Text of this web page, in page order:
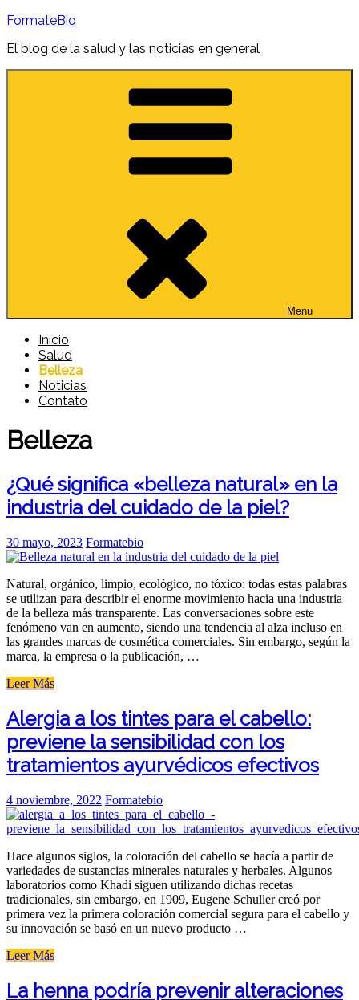
Skip
content
FormateBio
El blog de la salud y las noticias en general
Menu
Inicio
Salud
Belleza
Noticias
Contato
Belleza
¿Qué significa «belleza natural» en la
industria del cuidado de la piel?
Posted
on
30 mayo, 2023 Formatebio
Natural, orgánico, limpio, ecológico, no tóxico: todas estas palabras
se utilizan para describir el enorme movimiento hacia una industria
de la belleza más transparente. Las conversaciones sobre este
fenómeno van en aumento, siendo una tendencia al alza incluso en
las grandes marcas de cosmética comerciales. Sin embargo, según la
marca, la empresa o la publicación, …
Leer Más«¿Qué
«belleza
natural»
en
la
industria
cuidado
de
la
Alergia a los tintes para el cabello:
previene la sensibilidad con los
tratamientos ayurvédicos efectivos
Posted
on
4 noviembre, 2022 Formatebio
Hace algunos siglos, la coloración del cabello se hacía a partir de
variedades de sustancias minerales naturales y herbales. Algunos
laboratorios como Khadi siguen utilizando dichas recetas
tradicionales, sin embargo, en 1909, Eugene Schuller creó por
primera vez la primera coloración comercial segura para el cabello y
su innovación se basó en un nuevo producto …
Leer Más«Alergia
los
La henna podría prevenir alteraciones